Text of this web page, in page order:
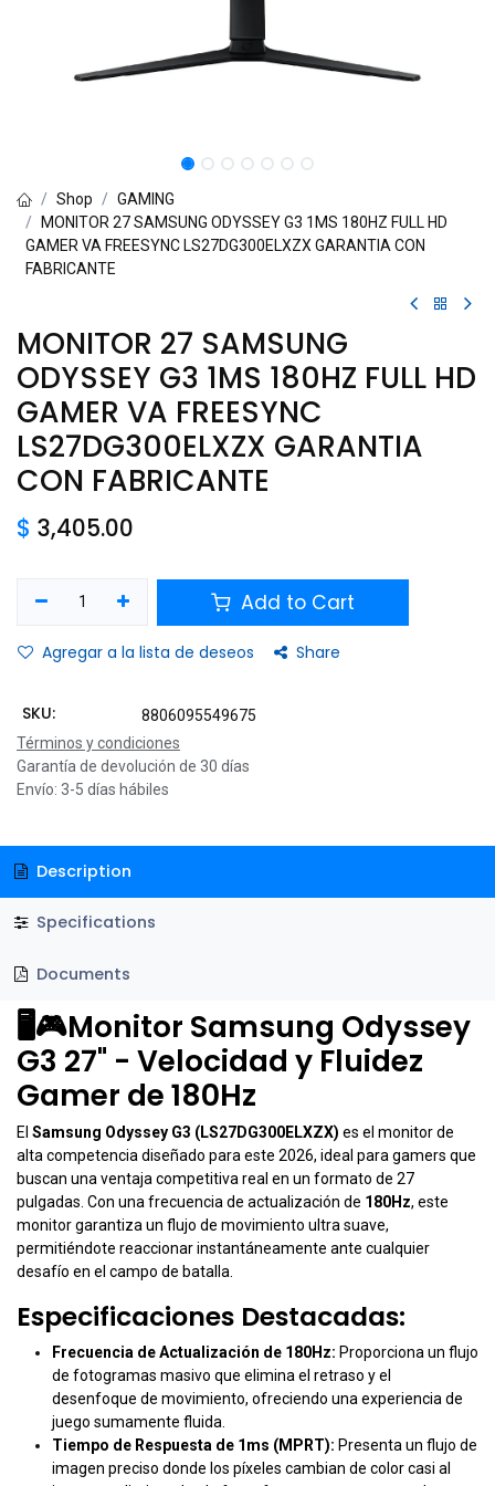
Shop
GAMING
MONITOR 27 SAMSUNG ODYSSEY G3 1MS 180HZ FULL HD
GAMER VA FREESYNC LS27DG300ELXZX GARANTIA CON
FABRICANTE
MONITOR 27 SAMSUNG
ODYSSEY G3 1MS 180HZ FULL HD
GAMER VA FREESYNC
LS27DG300ELXZX GARANTIA
CON FABRICANTE
$ 3,405.00
Add to Cart
Agregar a la lista de deseos Share
SKU:
8806095549675
Términos y condiciones
Garantía de devolución de 30 días
Envío: 3-5 días hábiles
Description
Specifications
Documents
🖥️🎮Monitor Samsung Odyssey
G3 27" - Velocidad y Fluidez
Gamer de 180Hz
El Samsung Odyssey G3 (LS27DG300ELXZX) es el monitor de
alta competencia diseñado para este 2026, ideal para gamers que
buscan una ventaja competitiva real en un formato de 27
pulgadas. Con una frecuencia de actualización de 180Hz, este
monitor garantiza un flujo de movimiento ultra suave,
permitiéndote reaccionar instantáneamente ante cualquier
desafío en el campo de batalla.
Especificaciones Destacadas:
Frecuencia de Actualización de 180Hz: Proporciona un flujo
de fotogramas masivo que elimina el retraso y el
desenfoque de movimiento, ofreciendo una experiencia de
juego sumamente fluida.
Tiempo de Respuesta de 1ms (MPRT): Presenta un flujo de
imagen preciso donde los píxeles cambian de color casi al